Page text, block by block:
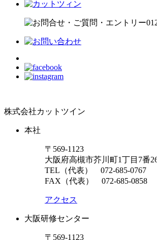
株式会社カットツイン
本社
〒569-1123
大阪府高槻市芥川町1丁目7番
TEL（代表） 072-685-0767
FAX（代表） 072-685-0858
アクセス
大阪研修センター
〒569-1123